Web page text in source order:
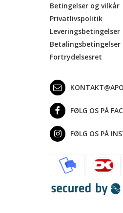
Betingelser og vilkår
Privatlivspolitik
Leveringsbetingelser
Betalingsbetingelser
Fortrydelsesret
FØLG OS PÅ
FØLG OS PÅ